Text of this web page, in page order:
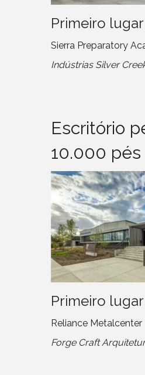
Primeiro lugar
Sierra Preparatory
Indústrias Silver
Escritório
10.000 pés
Primeiro lugar
Reliance Metalcenter
Forge Craft